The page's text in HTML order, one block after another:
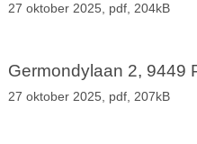
27 oktober 2025, pdf, 204kB
Germondylaan 2, 9449
27 oktober 2025, pdf, 207kB